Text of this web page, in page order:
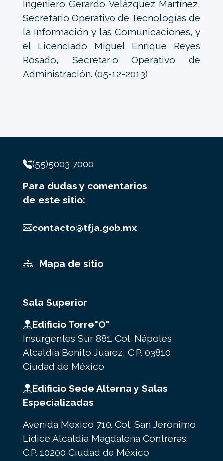
Ingeniero Gerardo Velázquez Martínez,
Secretario Operativo de Tecnologías de
la Información y las Comunicaciones, y
el Licenciado Miguel Enrique Reyes
Rosado, Secretario Operativo de
Administración. (05-12-2013)
(55)5003 7000
Para dudas y comentarios
de este sitio:
contacto@tfja.gob.mx
Mapa de sitio
Sala Superior
Edificio Torre"O"
Insurgentes Sur 881. Col. Nápoles
Alcaldía Benito Juárez, C.P. 03810
Ciudad de México
Edificio Sede Alterna y Salas
Especializadas
Avenida México 710. Col. San Jerónimo
Lídice Alcaldía Magdalena Contreras.
C.P. 10200 Ciudad de México